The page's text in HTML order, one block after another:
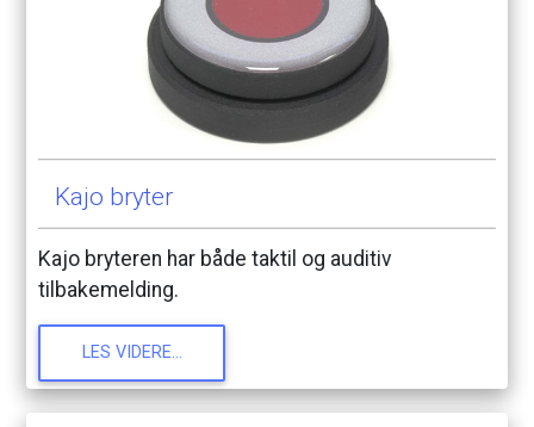
Kajo bryter
Kajo bryteren har både taktil og auditiv
tilbakemelding.
LES VIDERE...